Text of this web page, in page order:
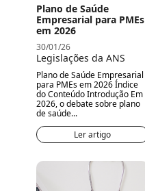
Plano de Saúde
Empresarial para PMEs
em 2026
30/01/26
Legislações da ANS
Plano de Saúde Empresarial
para PMEs em 2026 Índice
do Conteúdo Introdução Em
2026, o debate sobre plano
de saúde...
Ler artigo